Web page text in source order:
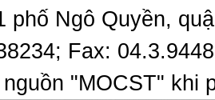
phố Ngô Quyền,
Fax:
"MOCST" khi